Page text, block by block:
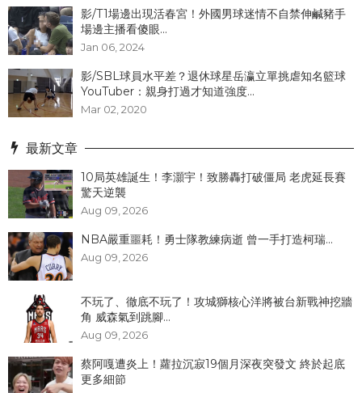
影/T1場邊出現活春宮！外國男球迷情不自禁伸鹹豬手
場邊主播看傻眼...
Jan 06, 2024
影/SBL球員水平差？退休球星岳瀛立單挑虐知名籃球
YouTuber：親身打過才知道強度...
Mar 02, 2020
最新文章
10局英雄誕生！李灝宇！致勝轟打破僵局 老虎延長賽
驚天逆襲
Aug 09, 2026
NBA嚴重噩耗！勇士隊教練病逝 曾一手打造柯瑞...
Aug 09, 2026
不玩了、徹底不玩了！攻城獅核心洋將被台新戰神挖牆
角 威森氣到跳腳...
Aug 09, 2026
蔡阿嘎遭炎上！蘿拉沉寂19個月深夜突發文 終於起底
更多細節